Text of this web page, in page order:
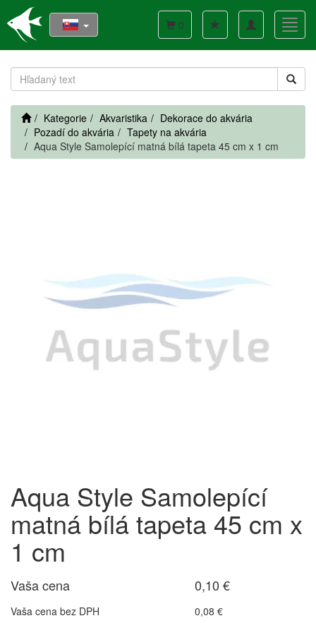
Toggle
navigation
0
Kategorie Akvaristika
Dekorace do akvária
Pozadí do akvária
Tapety na akvária
Aqua Style Samolepící matná bílá tapeta 45 cm x 1 cm
Aqua Style Samolepící
matná bílá tapeta 45 cm x
1 cm
Vaša cena 0,10 €
Vaša cena bez DPH
0,08 €